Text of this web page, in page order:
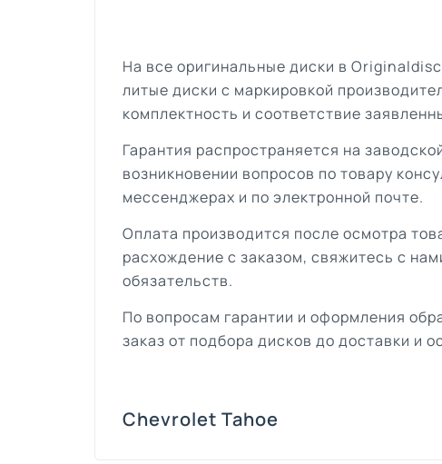
На все оригинальные диски в
литые диски с маркировкой
комплектность и соответствие
Гарантия распространяется на
возникновении вопросов по товару
мессенджерах и по электронной почте.
Оплата производится после осмотра
расхождение с заказом, свяжитесь с
обязательств.
По вопросам гарантии и оформления
заказ от подбора дисков до доставки и
Chevrolet Tahoe